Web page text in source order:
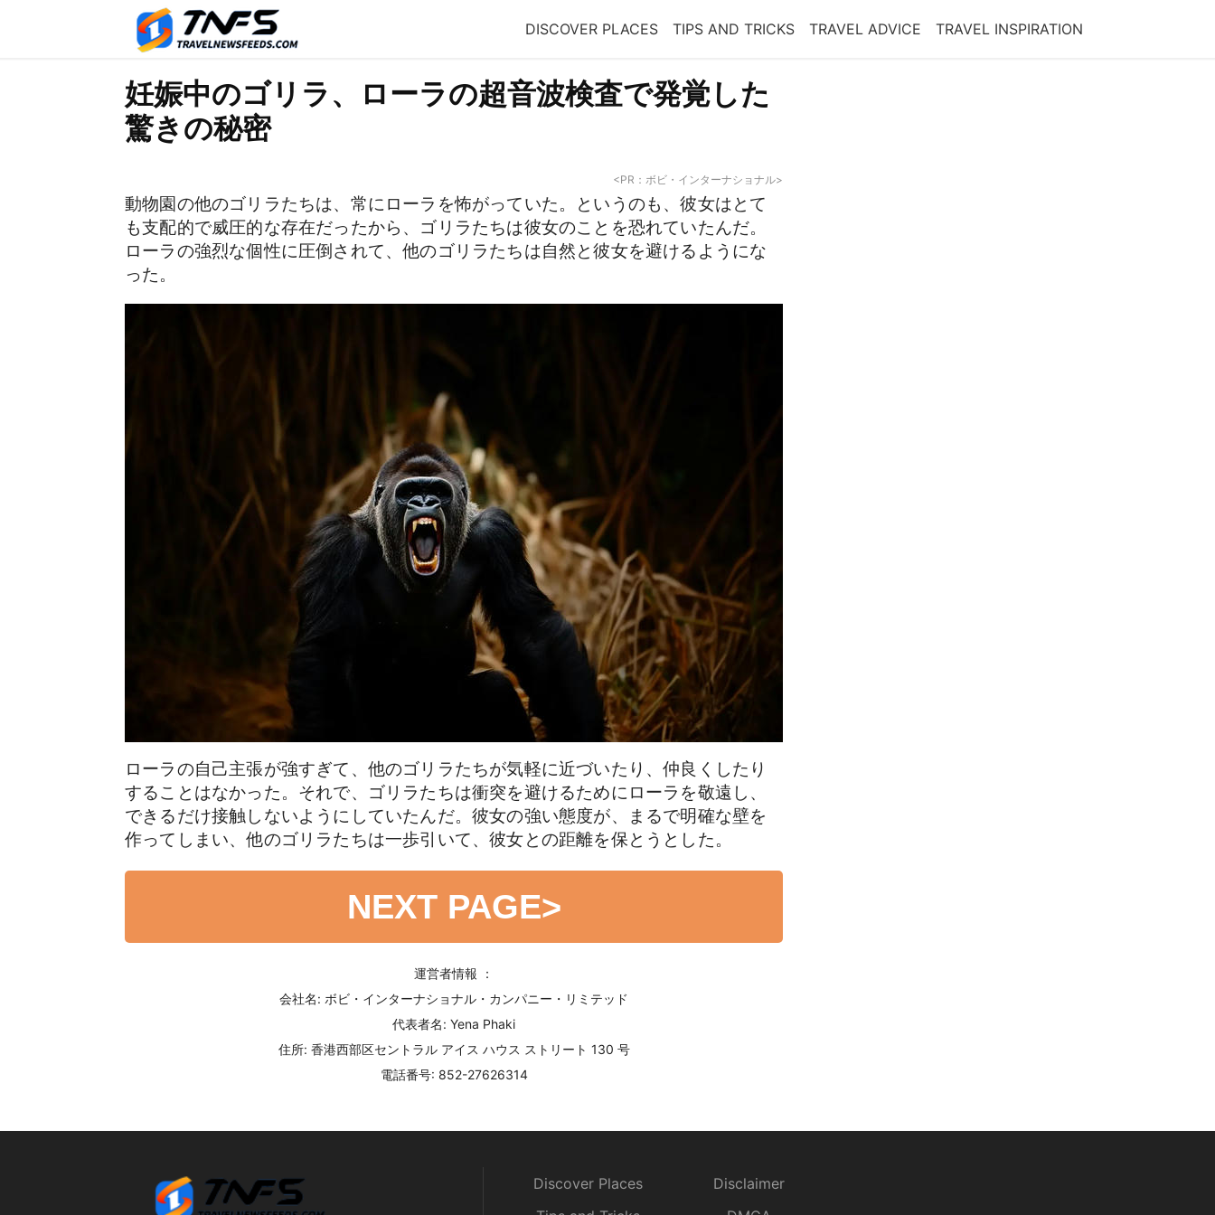
DISCOVER PLACES TIPS AND TRICKS TRAVEL ADVICE TRAVEL INSPIRATION
妊娠中のゴリラ、ローラの超音波検査で発覚した
驚きの秘密
<PR：ボビ・インターナショナル>
動物園の他のゴリラたちは、常にローラを怖がっていた。というのも、彼女はとて
も支配的で威圧的な存在だったから、ゴリラたちは彼女のことを恐れていたんだ。
ローラの強烈な個性に圧倒されて、他のゴリラたちは自然と彼女を避けるようにな
った。
ローラの自己主張が強すぎて、他のゴリラたちが気軽に近づいたり、仲良くしたり
することはなかった。それで、ゴリラたちは衝突を避けるためにローラを敬遠し、
できるだけ接触しないようにしていたんだ。彼女の強い態度が、まるで明確な壁を
作ってしまい、他のゴリラたちは一歩引いて、彼女との距離を保とうとした。
NEXT PAGE>
運営者情報 ：
会社名: ボビ・インターナショナル・カンパニー・リミテッド
代表者名: Yena Phaki
住所: 香港西部区セントラル アイス ハウス ストリート 130 号
電話番号: 852-27626314
Discover Places
Disclaimer